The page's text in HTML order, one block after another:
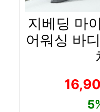
지베딩 마
어워싱 바